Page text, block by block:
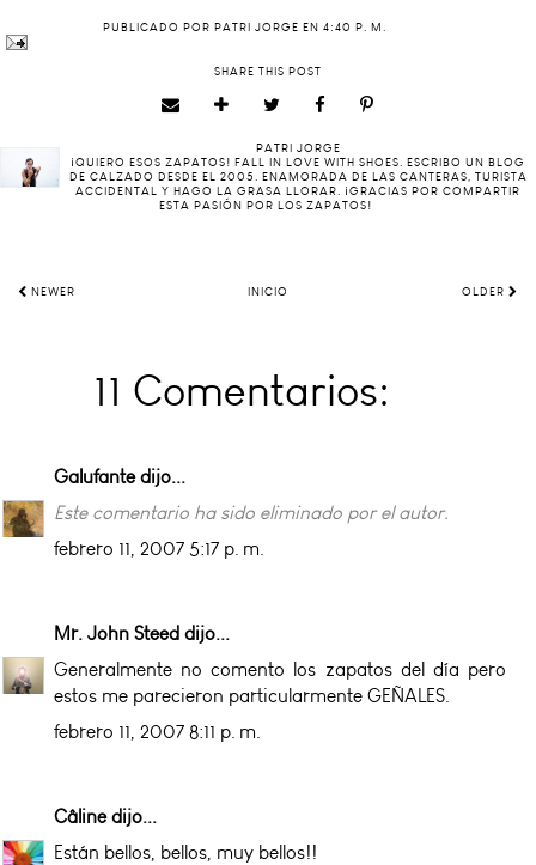
PUBLICADO POR PATRI JORGE EN 4:40 P. M.
SHARE THIS POST
PATRI JORGE
¡QUIERO ESOS ZAPATOS! FALL IN LOVE WITH SHOES. ESCRIBO UN BLOG
DE CALZADO DESDE EL 2005. ENAMORADA DE LAS CANTERAS, TURISTA
ACCIDENTAL Y HAGO LA GRASA LLORAR. ¡GRACIAS POR COMPARTIR
ESTA PASIÓN POR LOS ZAPATOS!
NEWER INICIO OLDER
11 Comentarios:
Galufantedijo...
Este comentario ha sido eliminado por el autor.
febrero 11, 2007 5:17 p. m.
Mr. John Steed dijo...
Generalmente no comento los zapatos del día pero
estos me parecieron particularmente GEÑALES.
febrero 11, 2007 8:11 p. m.
Câlinedijo...
Están bellos, bellos, muy bellos!!